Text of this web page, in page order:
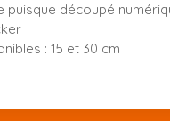
découpé
: 15 et 30 cm